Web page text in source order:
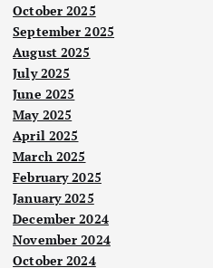
October 2025
September 2025
August 2025
July 2025
June 2025
May 2025
April 2025
March 2025
February 2025
January 2025
December 2024
November 2024
October 2024
Berit
a
Utam
Neg
ara
Ara
b